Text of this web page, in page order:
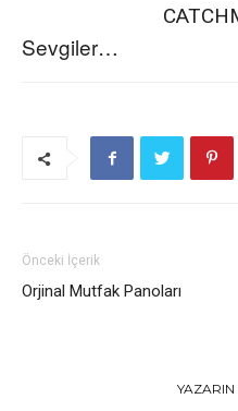
Sevgiler…
Önceki İçerik
Orjinal Mutfak Panoları